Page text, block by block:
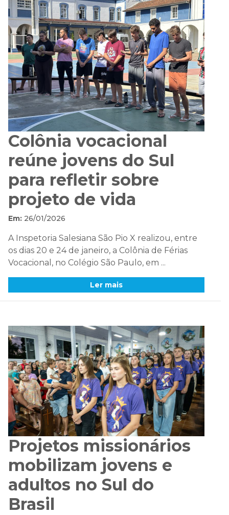
Colônia vocacional
reúne jovens do Sul
para refletir sobre
projeto de vida
Em: 26/01/2026
A Inspetoria Salesiana São Pio X realizou, entre
os dias 20 e 24 de janeiro, a Colônia de Férias
Vocacional, no Colégio São Paulo, em ...
Ler mais
Projetos missionários
mobilizam jovens e
adultos no Sul do
Brasil